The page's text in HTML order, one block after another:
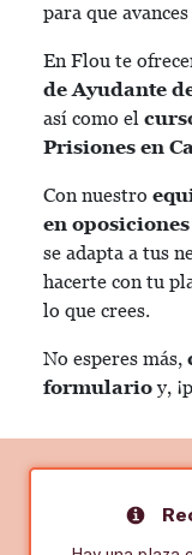
para que
En Flou te
de Ayudante
así como el
Prisiones en
Con nuestro
en oposiciones
se adapta a tus
hacerte con tu
lo que crees.
No esperes más,
formularioy,